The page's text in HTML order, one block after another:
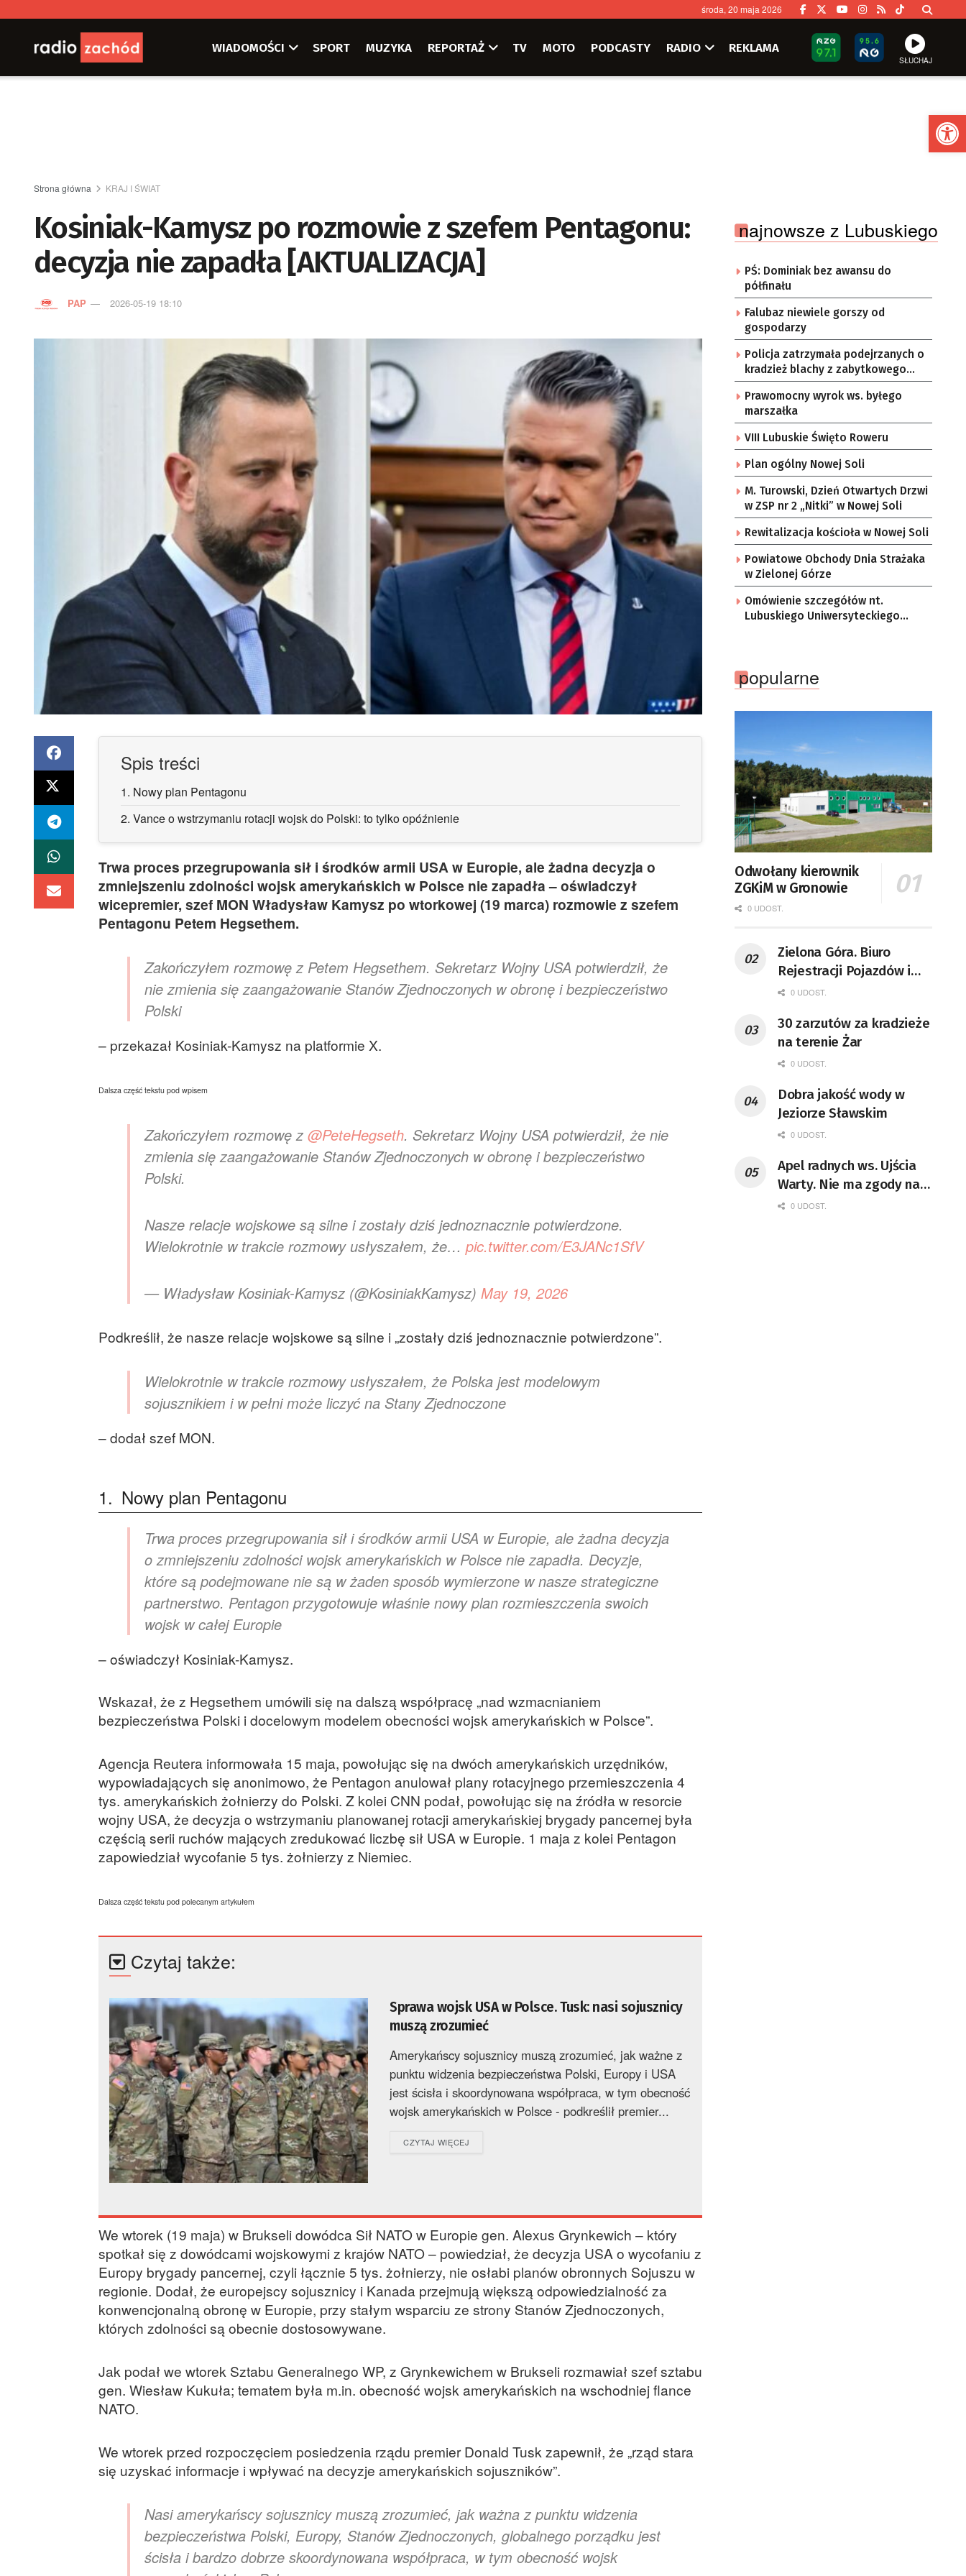
środa, 20 maja 2026
WIADOMOŚCI SPORT MUZYKA REPORTAŻ TV MOTO PODCASTY RADIO REKLAMA
SŁUCHAJ
Strona główna KRAJ I ŚWIAT
Kosiniak-Kamysz po rozmowie z szefem Pentagonu:
decyzja nie zapadła [AKTUALIZACJA]
PAP 2026-05-19 18:10
Spis treści
1. Nowy plan Pentagonu
2. Vance o wstrzymaniu rotacji wojsk do Polski: to tylko opóźnienie
Trwa proces przegrupowania sił i środków armii USA w Europie, ale żadna decyzja o
zmniejszeniu zdolności wojsk amerykańskich w Polsce nie zapadła – oświadczył
wicepremier, szef MON Władysław Kamysz po wtorkowej (19 marca) rozmowie z szefem
Pentagonu Petem Hegsethem.
Zakończyłem rozmowę z Petem Hegsethem. Sekretarz Wojny USA potwierdził, że
nie zmienia się zaangażowanie Stanów Zjednoczonych w obronę i bezpieczeństwo
Polski
– przekazał Kosiniak-Kamysz na platformie X.
Dalsza część tekstu pod wpisem
Zakończyłem rozmowę z @PeteHegseth. Sekretarz Wojny USA potwierdził, że nie
zmienia się zaangażowanie Stanów Zjednoczonych w obronę i bezpieczeństwo
Polski.
Nasze relacje wojskowe są silne i zostały dziś jednoznacznie potwierdzone.
Wielokrotnie w trakcie rozmowy usłyszałem, że… pic.twitter.com/E3JANc1SfV
— Władysław Kosiniak-Kamysz (@KosiniakKamysz) May 19, 2026
Podkreślił, że nasze relacje wojskowe są silne i „zostały dziś jednoznacznie potwierdzone”.
Wielokrotnie w trakcie rozmowy usłyszałem, że Polska jest modelowym
sojusznikiem i w pełni może liczyć na Stany Zjednoczone
– dodał szef MON.
1. Nowy plan Pentagonu
Trwa proces przegrupowania sił i środków armii USA w Europie, ale żadna decyzja
o zmniejszeniu zdolności wojsk amerykańskich w Polsce nie zapadła. Decyzje,
które są podejmowane nie są w żaden sposób wymierzone w nasze strategiczne
partnerstwo. Pentagon przygotowuje właśnie nowy plan rozmieszczenia swoich
wojsk w całej Europie
– oświadczył Kosiniak-Kamysz.
Wskazał, że z Hegsethem umówili się na dalszą współpracę „nad wzmacnianiem
bezpieczeństwa Polski i docelowym modelem obecności wojsk amerykańskich w Polsce”.
Agencja Reutera informowała 15 maja, powołując się na dwóch amerykańskich urzędników,
wypowiadających się anonimowo, że Pentagon anulował plany rotacyjnego przemieszczenia 4
tys. amerykańskich żołnierzy do Polski. Z kolei CNN podał, powołując się na źródła w resorcie
wojny USA, że decyzja o wstrzymaniu planowanej rotacji amerykańskiej brygady pancernej była
częścią serii ruchów mających zredukować liczbę sił USA w Europie. 1 maja z kolei Pentagon
zapowiedział wycofanie 5 tys. żołnierzy z Niemiec.
Dalsza część tekstu pod polecanym artykułem
Czytaj także:
Sprawa wojsk USA w Polsce. Tusk: nasi sojusznicy
muszą zrozumieć
Amerykańscy sojusznicy muszą zrozumieć, jak ważne z
punktu widzenia bezpieczeństwa Polski, Europy i USA
jest ścisła i skoordynowana współpraca, w tym obecność
wojsk amerykańskich w Polsce - podkreślił premier...
CZYTAJ WIĘCEJ
We wtorek (19 maja) w Brukseli dowódca Sił NATO w Europie gen. Alexus Grynkewich – który
spotkał się z dowódcami wojskowymi z krajów NATO – powiedział, że decyzja USA o wycofaniu z
Europy brygady pancernej, czyli łącznie 5 tys. żołnierzy, nie osłabi planów obronnych Sojuszu w
regionie. Dodał, że europejscy sojusznicy i Kanada przejmują większą odpowiedzialność za
konwencjonalną obronę w Europie, przy stałym wsparciu ze strony Stanów Zjednoczonych,
których zdolności są obecnie dostosowywane.
Jak podał we wtorek Sztabu Generalnego WP, z Grynkewichem w Brukseli rozmawiał szef sztabu
gen. Wiesław Kukuła; tematem była m.in. obecność wojsk amerykańskich na wschodniej flance
NATO.
We wtorek przed rozpoczęciem posiedzenia rządu premier Donald Tusk zapewnił, że „rząd stara
się uzyskać informacje i wpływać na decyzje amerykańskich sojuszników”.
Nasi amerykańscy sojusznicy muszą zrozumieć, jak ważna z punktu widzenia
bezpieczeństwa Polski, Europy, Stanów Zjednoczonych, globalnego porządku jest
ścisła i bardzo dobrze skoordynowana współpraca, w tym obecność wojsk
najnowsze z Lubuskiego
PŚ: Dominiak bez awansu do
półfinału
Falubaz niewiele gorszy od
gospodarzy
Policja zatrzymała podejrzanych o
kradzież blachy z zabytkowego
pałacu
Prawomocny wyrok ws. byłego
marszałka
VIII Lubuskie Święto Roweru
Plan ogólny Nowej Soli
M. Turowski, Dzień Otwartych Drzwi
w ZSP nr 2 „Nitki” w Nowej Soli
Rewitalizacja kościoła w Nowej Soli
Powiatowe Obchody Dnia Strażaka
w Zielonej Górze
Omówienie szczegółów nt.
Lubuskiego Uniwersyteckiego
popularne
Odwołany kierownik
ZGKiM w Gronowie
0 UDOST.
Zielona Góra. Biuro
Rejestracji Pojazdów i
Praw Jazdy po nowemu
0 UDOST.
30 zarzutów za kradzieże
na terenie Żar
0 UDOST.
Dobra jakość wody w
Jeziorze Sławskim
0 UDOST.
Apel radnych ws. Ujścia
Warty. Nie ma zgody na
decyzję ministry klimatu
0 UDOST.